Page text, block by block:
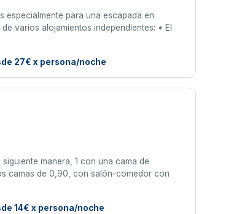
especialmente para una escapada en
varios alojamientos independientes: • El
27€ x persona/noche
manera, 1 con una cama de
camas de 0,90, con salón-comedor con
14€ x persona/noche